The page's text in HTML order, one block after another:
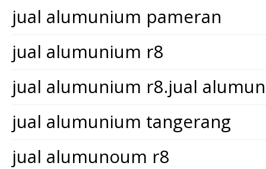
jual alumunium pameran
jual alumunium r8
jual alumunium r8.jual
jual alumunium tangerang
jual alumunoum r8